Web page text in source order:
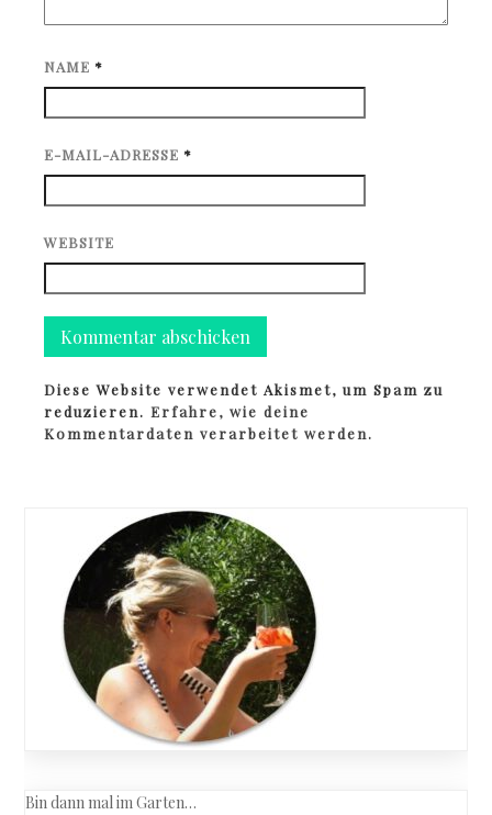
NAME *
E-MAIL-ADRESSE *
WEBSITE
Diese Website verwendet Akismet, um Spam zu
reduzieren.Erfahre, wie deine
Kommentardaten verarbeitet werden.
Bin dann mal im Garten…